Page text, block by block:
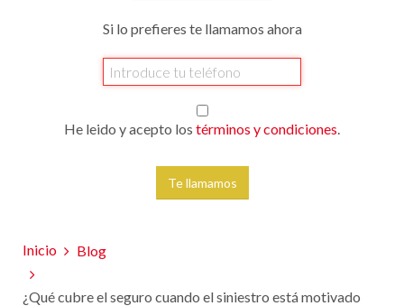
Si lo prefieres te llamamos ahora
He leido y acepto los términos y condiciones.
Inicio Blog
¿Qué cubre el seguro cuando el siniestro está motivado